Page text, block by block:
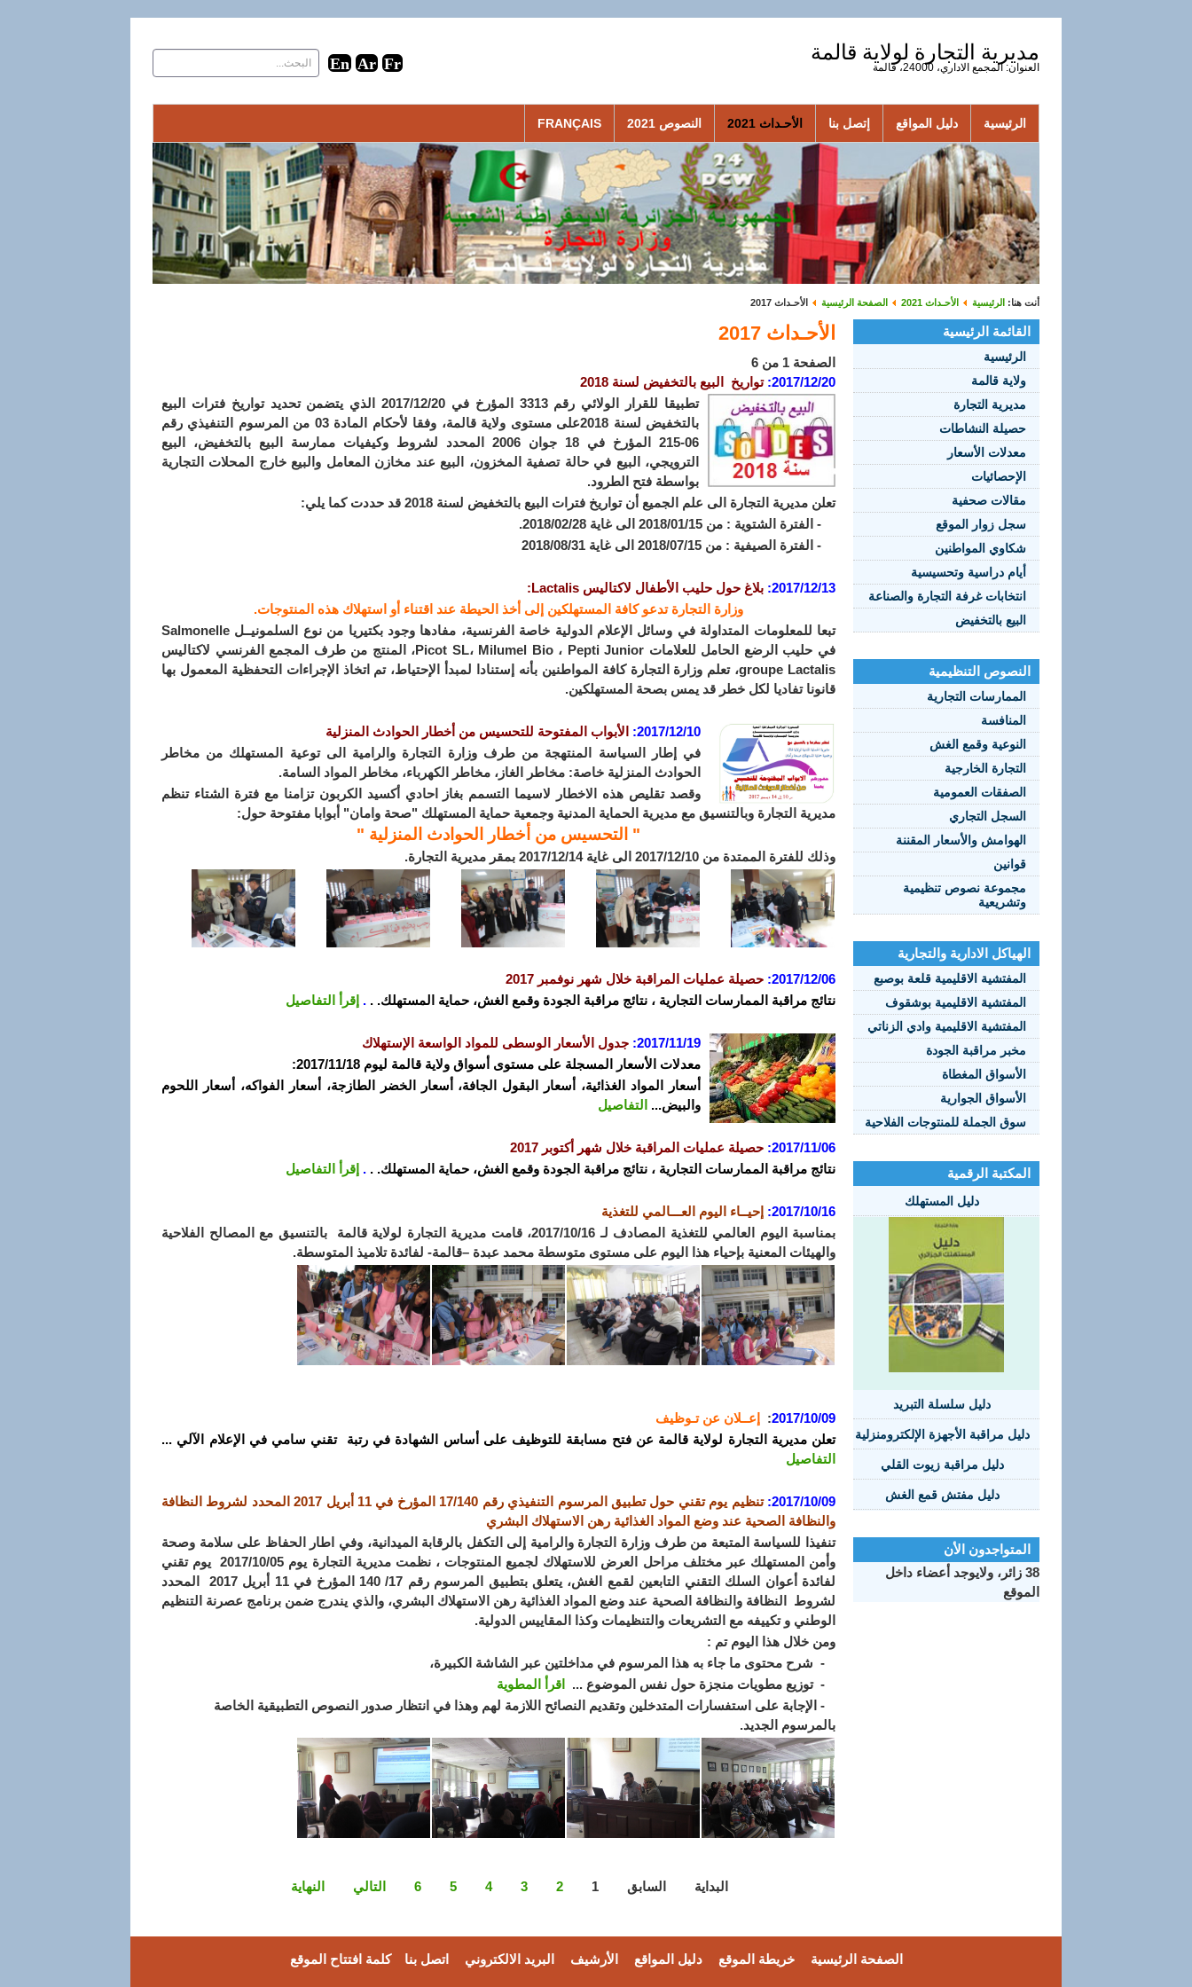
مديرية التجارة لولاية قالمة
العنوان: المجمع الاداري، 24000، قالمة
الرئيسية دليل المواقع إتصل بنا الأحـداث 2021 النصوص 2021 FRANÇAIS
أنت هنا: الرئيسية الأحـداث 2021 الصفحة الرئيسية الأحـداث 2017
القائمة الرئيسية
الرئيسية
ولاية قالمة
مديرية التجارة
حصيلة النشاطات
معدلات الأسعار
الإحصائيات
مقالات صحفية
سجل زوار الموقع
شكاوي المواطنين
أيام دراسية وتحسيسية
انتخابات غرفة التجارة والصناعة
البيع بالتخفيض
النصوص التنظيمية
الممارسات التجارية
المنافسة
النوعية وقمع الغش
التجارة الخارجية
الصفقات العمومية
السجل التجاري
الهوامش والأسعار المقننة
قوانين
مجموعة نصوص تنظيمية
وتشريعية
الهياكل الادارية والتجارية
المفتشية الاقليمية قلعة بوصبع
المفتشية الاقليمية بوشقوف
المفتشية الاقليمية وادي الزناتي
مخبر مراقبة الجودة
الأسواق المغطاة
الأسواق الجوارية
سوق الجملة للمنتوجات الفلاحية
المكتبة الرقمية
دليل المستهلك
دليل سلسلة التبريد
دليل مراقبة الأجهزة الإلكترومنزلية
دليل مراقبة زيوت القلي
دليل مفتش قمع الغش
المتواجدون الأن
38 زائر، ولايوجد أعضاء داخل
الموقع
الأحـداث 2017
الصفحة 1 من 6
2017/12/20: تواريخ البيع بالتخفيض لسنة 2018
تطبيقا للقرار الولائي رقم 3313 المؤرخ في 2017/12/20 الذي يتضمن تحديد تواريخ فترات البيع
بالتخفيض لسنة 2018على مستوى ولاية قالمة، وفقا لأحكام المادة 03 من المرسوم التنفيذي رقم
06-215 المؤرخ في 18 جوان 2006 المحدد لشروط وكيفيات ممارسة البيع بالتخفيض، البيع
الترويجي، البيع في حالة تصفية المخزون، البيع عند مخازن المعامل والبيع خارج المحلات التجارية
بواسطة فتح الطرود.
تعلن مديرية التجارة الى علم الجميع أن تواريخ فترات البيع بالتخفيض لسنة 2018 قد حددت كما يلي:
- الفترة الشتوية : من 2018/01/15 الى غاية 2018/02/28.
- الفترة الصيفية : من 2018/07/15 الى غاية 2018/08/31
2017/12/13
: بلاغ حول حليب الأطفال لاكتاليس Lactalis:
وزارة التجارة تدعو كافة المستهلكين إلى أخذ الحيطة عند اقتناء أو استهلاك هذه المنتوجات.
تبعا للمعلومات المتداولة في وسائل الإعلام الدولية خاصة الفرنسية، مفادها وجود بكتيريا من نوع السلمونيــل Salmonelle
في حليب الرضع الحامل للعلامات Picot SL، Milumel Bio ، Pepti Junior، المنتج من طرف المجمع الفرنسي لاكتاليس
groupe Lactalis، تعلم وزارة التجارة كافة المواطنين بأنه إستنادا لمبدأ الإحتياط، تم اتخاذ الإجراءات التحفظية المعمول بها
قانونا تفاديا لكل خطر قد يمس بصحة المستهلكين.
2017/12/10:
الأبواب المفتوحة للتحسيس من أخطار الحوادث المنزلية
في إطار السياسة المنتهجة من طرف وزارة التجارة والرامية الى توعية المستهلك من مخاطر
الحوادث المنزلية خاصة: مخاطر الغاز، مخاطر الكهرباء، مخاطر المواد السامة.
وقصد تقليص هذه الاخطار لاسيما التسمم بغاز احادي أكسيد الكربون تزامنا مع فترة الشتاء تنظم
مديرية التجارة وبالتنسيق مع مديرية الحماية المدنية وجمعية حماية المستهلك "صحة وامان" أبوابا مفتوحة حول:
" التحسيس من أخطار الحوادث المنزلية "
وذلك للفترة الممتدة من 2017/12/10 الى غاية 2017/12/14 بمقر مديرية التجارة.
2017/12/06
: حصيلة عمليات المراقبة خلال شهر نوفمبر 2017
نتائج مراقبة الممارسات التجارية ، نتائج مراقبة الجودة وقمع الغش، حماية المستهلك. . . إقرأ التفاصيل
2017/11/19: جدول الأسعار الوسطى للمواد الواسعة الإستهلاك
معدلات الأسعار المسجلة على مستوى أسواق ولاية قالمة ليوم 2017/11/18:
أسعار المواد الغذائية، أسعار البقول الجافة، أسعار الخضر الطازجة، أسعار الفواكه، أسعار اللحوم
والبيض... التفاصيل
2017/11/06
: حصيلة عمليات المراقبة خلال شهر أكتوبر 2017
نتائج مراقبة الممارسات التجارية ، نتائج مراقبة الجودة وقمع الغش، حماية المستهلك. . . إقرأ التفاصيل
2017/10/16:
إحيــاء اليوم العـــالمي للتغذية
بمناسبة اليوم العالمي للتغذية المصادف لـ 2017/10/16، قامت مديرية التجارة لولاية قالمة بالتنسيق مع المصالح الفلاحية
والهيئات المعنية بإحياء هذا اليوم على مستوى متوسطة محمد عبدة –قالمة- لفائدة تلاميذ المتوسطة.
2017/10/09
:
إعــلان عن تـوظيف
تعلن مديرية التجارة لولاية قالمة عن فتح مسابقة للتوظيف على أساس الشهادة في رتبة تقني سامي في الإعلام الآلي ...
التفاصيل
2017/10/09:
تنظيم يوم تقني حول تطبيق المرسوم التنفيذي رقم 17/140 المؤرخ في 11 أبريل 2017 المحدد لشروط النظافة
والنظافة الصحية عند وضع المواد الغذائية رهن الاستهلاك البشري
تنفيذا للسياسة المتبعة من طرف وزارة التجارة والرامية إلى التكفل بالرقابة الميدانية، وفي اطار الحفاظ على سلامة وصحة
وأمن المستهلك عبر مختلف مراحل العرض للاستهلاك لجميع المنتوجات ، نظمت مديرية التجارة يوم 2017/10/05 يوم تقني
لفائدة أعوان السلك التقني التابعين لقمع الغش، يتعلق بتطبيق المرسوم رقم 17/ 140 المؤرخ في 11 أبريل 2017 المحدد
لشروط النظافة والنظافة الصحية عند وضع المواد الغذائية رهن الاستهلاك البشري، والذي يندرج ضمن برنامج عصرنة التنظيم
الوطني و تكييفه مع التشريعات والتنظيمات وكذا المقاييس الدولية.
ومن خلال هذا اليوم تم :
- شرح محتوى ما جاء به هذا المرسوم في مداخلتين عبر الشاشة الكبيرة،
- توزيع مطويات منجزة حول نفس الموضوع ...
اقرأ المطوية
- الإجابة على استفسارات المتدخلين وتقديم النصائح اللازمة لهم وهذا في انتظار صدور النصوص التطبيقية الخاصة
بالمرسوم الجديد.
البداية السابق 1
2
3
4
5
6 التالي النهاية
الصفحة الرئيسية خريطة الموقع دليل المواقع الأرشيف البريد الالكتروني اتصل بنا كلمة افتتاح الموقع